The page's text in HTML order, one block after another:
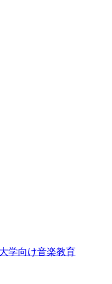
学向け音楽教育